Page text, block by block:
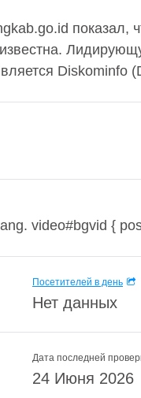
показал,
Diskominfo
video#bgvid {
Посетителей в день
Нет данных
Дата последней
24 Июня 2026